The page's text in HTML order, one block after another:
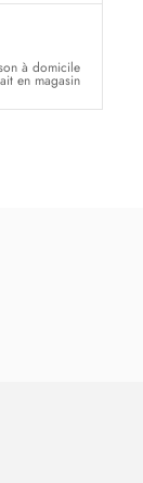
à domicile
en magasin